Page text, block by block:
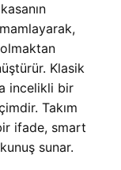
Klasik
incelikli bir
Takım
ifade, smart
sunar.